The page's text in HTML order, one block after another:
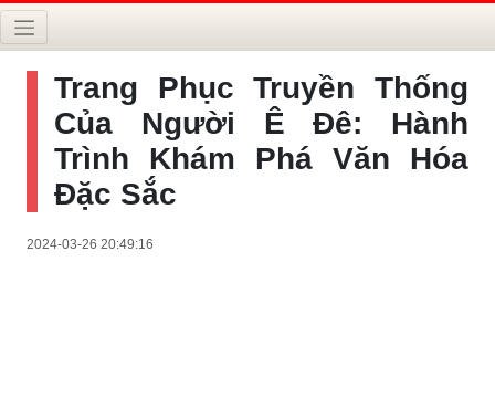
Trang Phục Truyền Thống
Của Người Ê Đê: Hành
Trình Khám Phá Văn Hóa
Đặc Sắc
2024-03-26 20:49:16